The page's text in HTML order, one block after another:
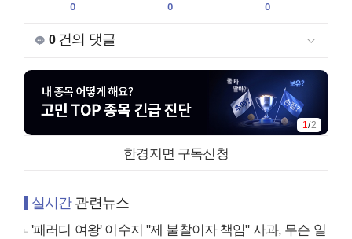
0
0
0
0건의 댓글
1/2
한경지면 구독신청
실시간관련뉴스
'패러디 여왕' 이수지 "제 불찰이자 책임" 사과, 무슨 일